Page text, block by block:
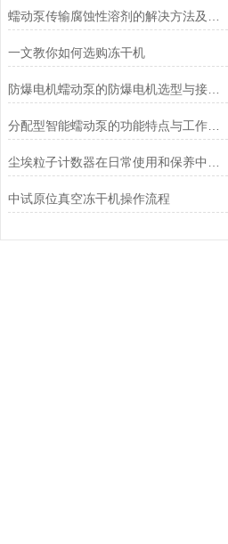
一文教你如何选购冻干机
防爆电机蠕动泵的防爆电机选型与接线要求
分配型智能蠕动泵的功能特点与工作模式介绍
中试原位真空冻干机操作流程